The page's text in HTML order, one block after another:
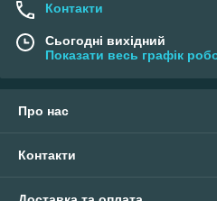
Контакти
Сьогодні вихідний
Показати весь графік
Про нас
Контакти